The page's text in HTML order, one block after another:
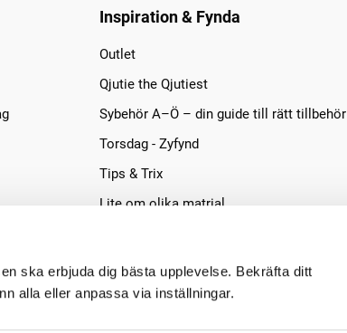
ska erbjuda dig bästa upplevelse. Bekräfta ditt
alla eller anpassa via inställningar.
Inspiration & Fynda
Outlet
Qjutie the Qjutiest
Sybehör A–Ö – din guide till rätt tillbehör
Torsdag - Zyfynd
Tips & Trix
Lite om olika matrial